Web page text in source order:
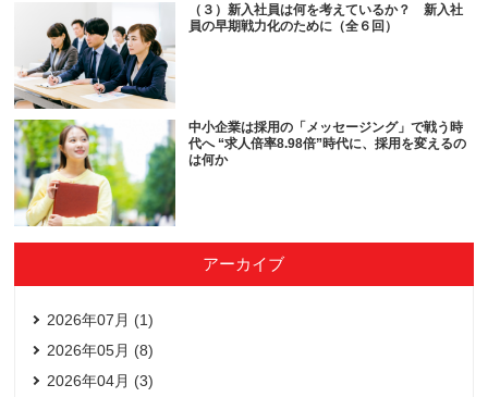
（３）新入社員は何を考えているか？ 新入社
員の早期戦力化のために（全６回）
中小企業は採用の「メッセージング」で戦う時
代へ “求人倍率8.98倍”時代に、採用を変えるの
は何か
アーカイブ
2026年07月 (1)
2026年05月 (8)
2026年04月 (3)